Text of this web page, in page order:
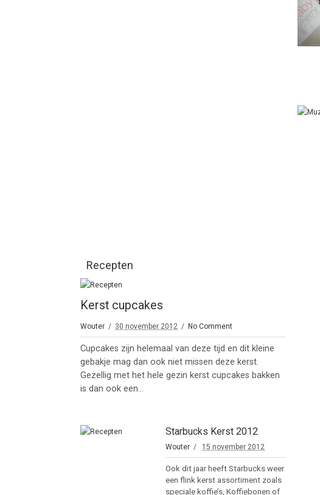
Recepten
Kerst cupcakes
Wouter 30 november 2012 No Comment
Cupcakes zijn helemaal van deze tijd en dit kleine
gebakje mag dan ook niet missen deze kerst.
Gezellig met het hele gezin kerst cupcakes bakken
is dan ook een...
Starbucks Kerst 2012
Wouter 15 november 2012
Ook dit jaar heeft Starbucks weer
een flink kerst assortiment zoals
speciale koffie’s, Koffiebonen of